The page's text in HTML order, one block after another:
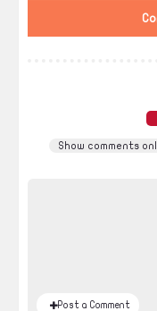
Show comments
Post a Comment